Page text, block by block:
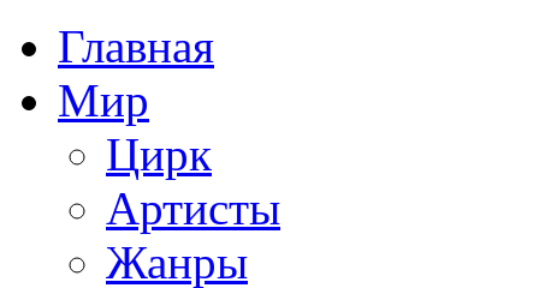
Главная
Мир
Цирк
Артисты
Жанры